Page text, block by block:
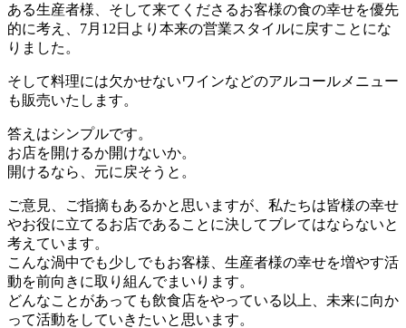
ある生産者様、そして来てくださるお客様の食の幸せを優先
的に考え、7月12日より本来の営業スタイルに戻すことにな
りました。
そして料理には欠かせないワインなどのアルコールメニュー
も販売いたします。
答えはシンプルです。
お店を開けるか開けないか。
開けるなら、元に戻そうと。
ご意見、ご指摘もあるかと思いますが、私たちは皆様の幸せ
やお役に立てるお店であることに決してブレてはならないと
考えています。
こんな渦中でも少しでもお客様、生産者様の幸せを増やす活
動を前向きに取り組んでまいります。
どんなことがあっても飲食店をやっている以上、未来に向か
って活動をしていきたいと思います。